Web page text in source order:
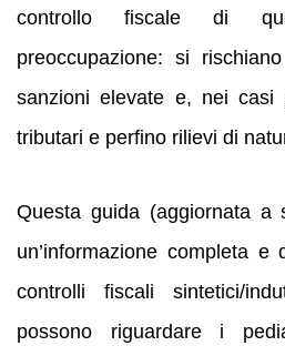
controllo fiscale di
preoccupazione: si
sanzioni elevate e, nei casi
tributari e perfino rilievi di
Questa guida (aggiornata a
un’informazione completa
controlli fiscali sintetici/
possono riguardare i